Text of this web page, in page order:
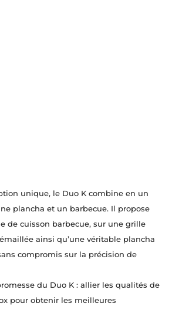
unique, le Duo K combine en un
plancha et un barbecue. Il propose
de cuisson barbecue, sur une grille
ainsi qu’une véritable plancha
compromis sur la précision de
du Duo K : allier les qualités de
pour obtenir les meilleures